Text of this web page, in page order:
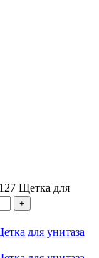
Щетка для